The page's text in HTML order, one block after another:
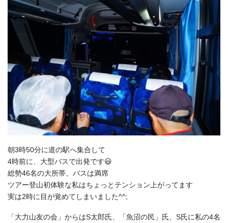
朝3時50分に道の駅へ集合して
4時前に、大型バスで出発です😃
総勢46名の大所帯、バスは満席
ツアー登山初体験な私はちょっとテンション上がってます
実は2時に目が覚めてしまいました^^;
「大力山友の会」からはS太郎氏、「魚沼の民」氏、S氏に私の4名